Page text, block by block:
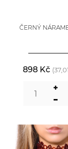
ČERNÝ
898 Kč